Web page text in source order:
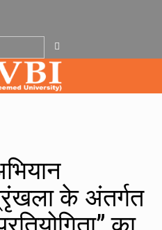
के अंतर्गत